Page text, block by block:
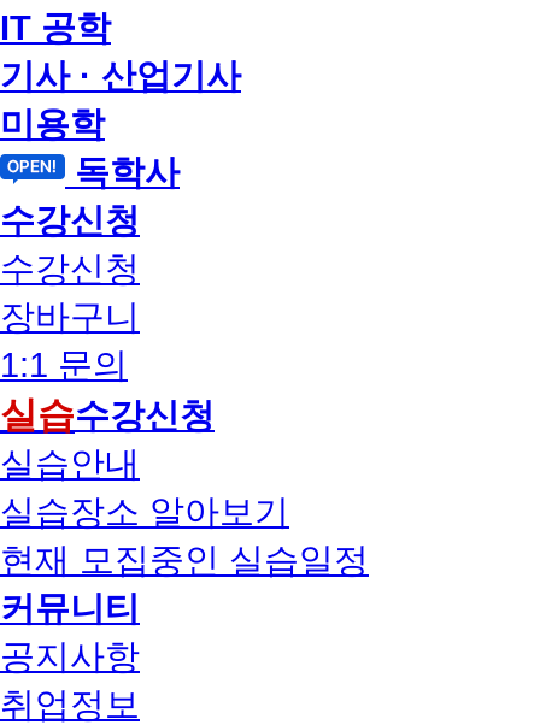
IT 공학
기사 · 산업기사
미용학
독학사
수강신청
수강신청
장바구니
1:1 문의
실습수강신청
실습안내
실습장소 알아보기
현재 모집중인 실습일정
커뮤니티
공지사항
취업정보